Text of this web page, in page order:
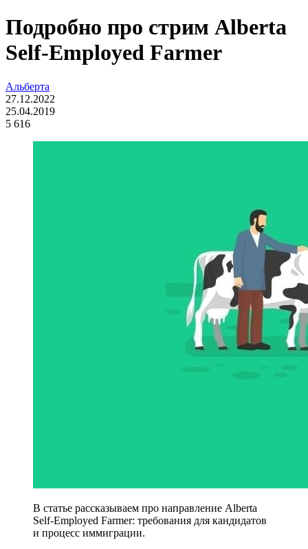
Подробно про стрим Alberta
Self-Employed Farmer
Альберта
27.12.2022
25.04.2019
5 616
В статье рассказываем про направление Alberta
Self-Employed Farmer: требования для кандидатов
и процесс иммиграции.